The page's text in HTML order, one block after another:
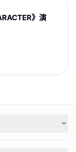
》演